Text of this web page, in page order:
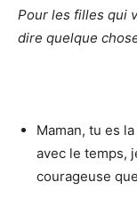
Pour les filles qui
dire quelque
Maman, tu es
avec le temps,
courageuse